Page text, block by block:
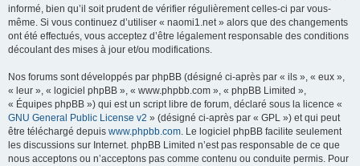
informé, bien qu’il soit prudent de vérifier régulièrement celles-ci par vous-
même. Si vous continuez d’utiliser « naomi1.net » alors que des changements
ont été effectués, vous acceptez d’être légalement responsable des conditions
découlant des mises à jour et/ou modifications.
Nos forums sont développés par phpBB (désigné ci-après par « ils », « eux »,
« leur », « logiciel phpBB », « www.phpbb.com », « phpBB Limited »,
« Équipes phpBB ») qui est un script libre de forum, déclaré sous la licence «
GNU General Public License v2 » (désigné ci-après par « GPL ») et qui peut
être téléchargé depuis www.phpbb.com. Le logiciel phpBB facilite seulement
les discussions sur Internet. phpBB Limited n’est pas responsable de ce que
nous acceptons ou n’acceptons pas comme contenu ou conduite permis. Pour